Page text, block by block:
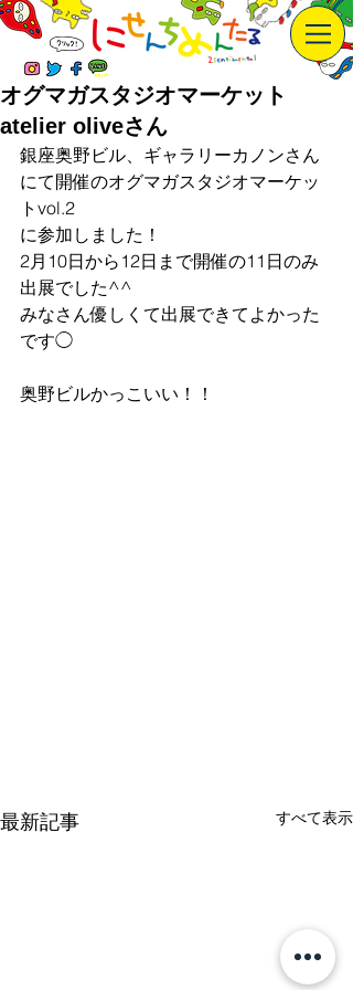
オグマガスタジオマーケット
atelier oliveさん
銀座奥野ビル、ギャラリーカノンさん
にて開催のオグマガスタジオマーケッ
トvol.2
に参加しました！
2月10日から12日まで開催の11日のみ
出展でした^^
みなさん優しくて出展できてよかった
です◯
奥野ビルかっこいい！！
最新記事 すべて表示